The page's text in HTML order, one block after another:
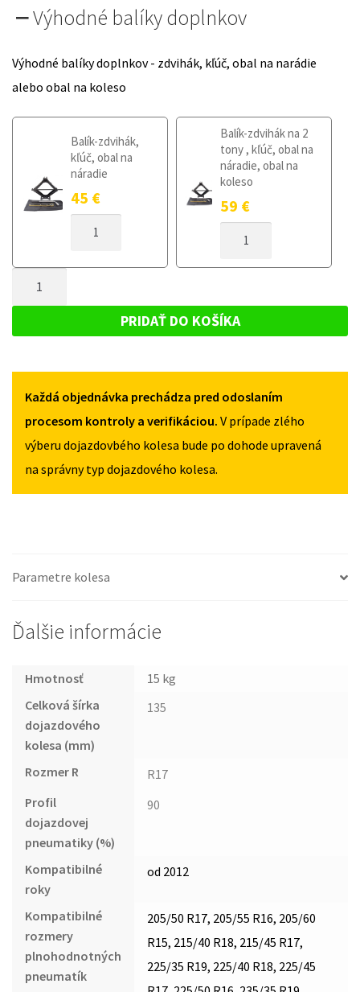
Výhodné balíky doplnkov
Výhodné balíky doplnkov - zdvihák, kľúč, obal na narádie
alebo obal na koleso
Balík-zdvihák,
kľúč, obal na
náradie
45 €
DOJAZDOVÉ
BMW
F30/F31/F34
2012
Balík-zdvihák na 2
tony , kľúč, obal na
náradie, obal na
koleso
59 €
DOJAZDOVÉ
F30/F31/F34
OD
5X120
BMW
OD
2012
135/90R17
PRIDAŤ DO KOŠÍKA
Každá objednávka prechádza pred odoslaním
procesom kontroly a verifikáciou. V prípade zlého
výberu dojazdovbého kolesa bude po dohode upravená
na správny typ dojazdového kolesa.
Parametre kolesa
Ďalšie informácie
Hmotnosť
15 kg
Celková šírka
dojazdového
kolesa (mm)
135
Rozmer R
R17
Profil
dojazdovej
pneumatiky (%)
90
Kompatibilné
roky
od 2012
Kompatibilné
rozmery
plnohodnotných
pneumatík
205/50 R17, 205/55 R16, 205/60
R15, 215/40 R18, 215/45 R17,
225/35 R19, 225/40 R18, 225/45